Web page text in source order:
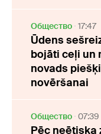
Oбщество 17:47
Ūdens
bojāti ceļi un
novads
novēršanai
Oбщество 07:39
Pēc neētiska